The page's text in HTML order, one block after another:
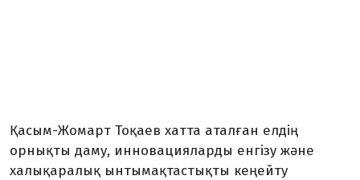
Қасым-Жомарт Тоқаев хатта аталған елдің
орнықты даму, инновацияларды енгізу және
халықаралық ынтымақтастықты кеңейту